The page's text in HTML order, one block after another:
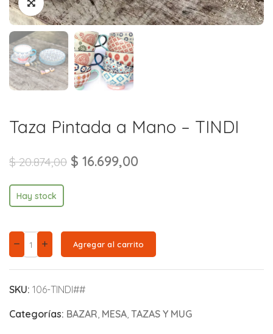
Taza Pintada a Mano – TINDI
$20.874,00 $ 16.699,00
Hay stock
Agregar al carrito
SKU: 106-TINDI##
Categorías: BAZAR, MESA, TAZAS Y MUG